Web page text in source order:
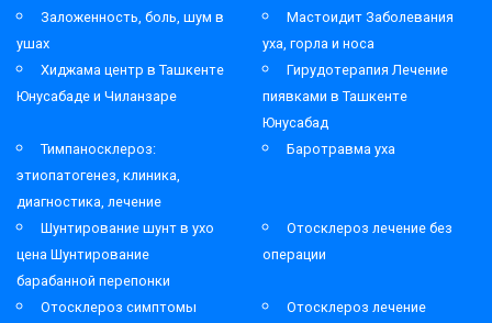
Заложенность, боль, шум в
ушах
Мастоидит Заболевания
уха, горла и носа
Хиджама центр в Ташкенте
Юнусабаде и Чиланзаре
Гирудотерапия Лечение
пиявками в Ташкенте
Юнусабад
Тимпаносклероз:
этиопатогенез, клиника,
диагностика, лечение
Баротравма уха
Шунтирование шунт в ухо
цена Шунтирование
барабанной перепонки
Отосклероз лечение без
операции
Отосклероз симптомы
Отосклероз лечение